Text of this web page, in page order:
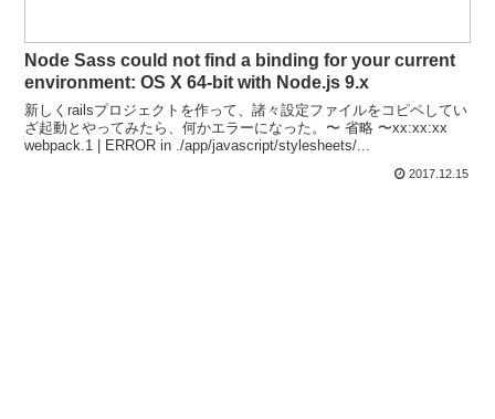
Node Sass could not find a binding for your current
environment: OS X 64-bit with Node.js 9.x
新しくrailsプロジェクトを作って、諸々設定ファイルをコピペしてい
ざ起動とやってみたら、何かエラーになった。〜 省略 〜xx:xx:xx
webpack.1 | ERROR in ./app/javascript/stylesheets/...
2017.12.15